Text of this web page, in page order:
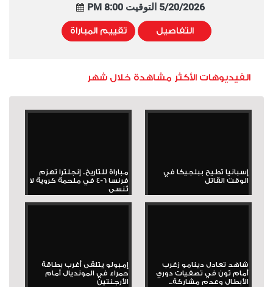
5/20/2026 التوقيت 8:00 PM
التفاصيل تقييم المباراة
الفيديوهات الأكثر مشاهدة خلال شهر
إسبانيا تطيح ببلجيكا في
الوقت القاتل
مباراة للتاريخ.. إنجلترا تهزم
فرنسا 6-4 في ملحمة كروية لا
تُنسى
شاهد تعادل دينامو زغرب
أمام ثون في تصفيات دوري
الأبطال وعدم مشاركة...
إمبولو يتلقى أغرب بطاقة
حمراء في المونديال أمام
الأرجنتين